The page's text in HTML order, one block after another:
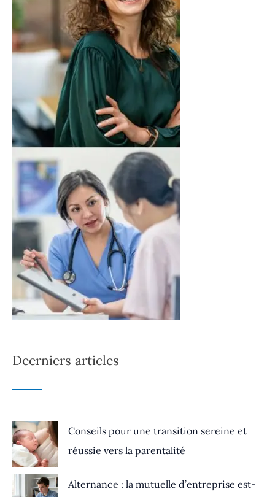
Deerniers articles
Conseils pour une transition sereine et
réussie vers la parentalité
Alternance : la mutuelle d’entreprise est-